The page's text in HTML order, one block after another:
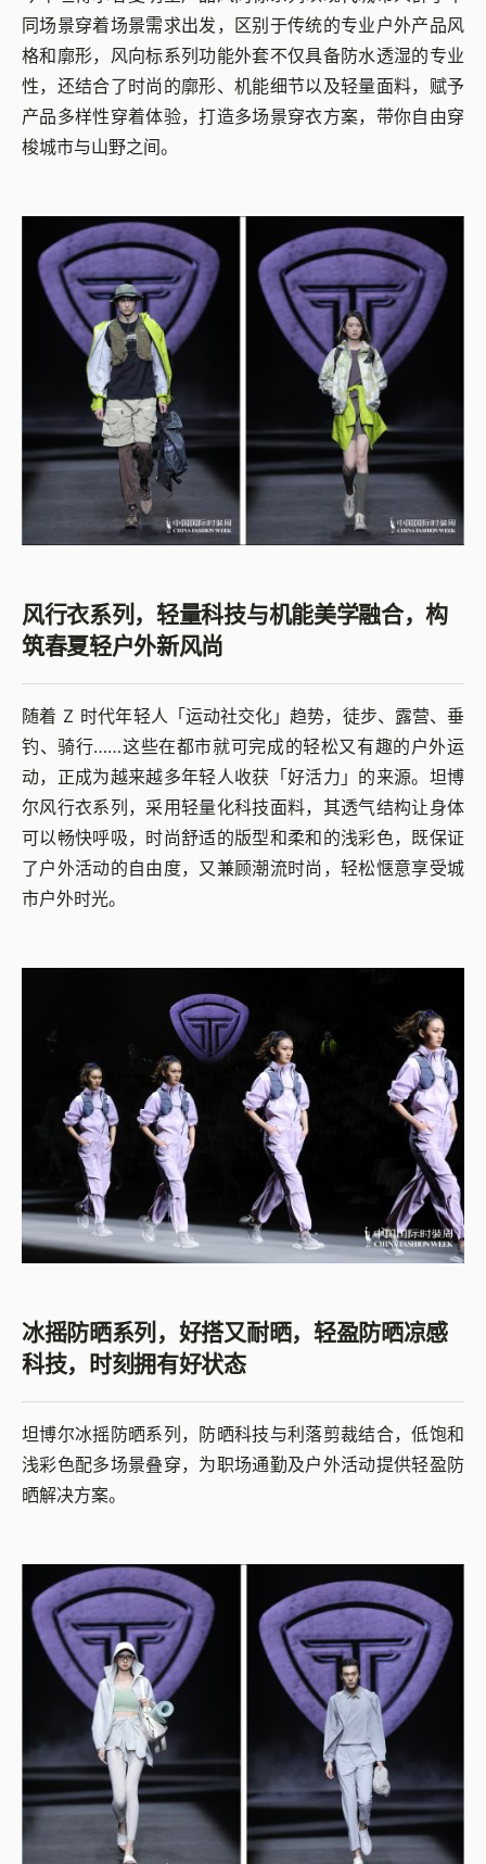
同场景穿着场景需求出发，区别于传统的专业户外产品风
格和廓形，风向标系列功能外套不仅具备防水透湿的专业
性，还结合了时尚的廓形、机能细节以及轻量面料，赋予
产品多样性穿着体验，打造多场景穿衣方案，带你自由穿
梭城市与山野之间。
风行衣系列，轻量科技与机能美学融合，构
筑春夏轻户外新风尚
随着 Z 时代年轻人「运动社交化」趋势，徒步、露营、垂
钓、骑行……这些在都市就可完成的轻松又有趣的户外运
动，正成为越来越多年轻人收获「好活力」的来源。坦博
尔风行衣系列，采用轻量化科技面料，其透气结构让身体
可以畅快呼吸，时尚舒适的版型和柔和的浅彩色，既保证
了户外活动的自由度，又兼顾潮流时尚，轻松惬意享受城
市户外时光。
冰摇防晒系列，好搭又耐晒，轻盈防晒凉感
科技，时刻拥有好状态
坦博尔冰摇防晒系列，防晒科技与利落剪裁结合，低饱和
浅彩色配多场景叠穿，为职场通勤及户外活动提供轻盈防
晒解决方案。